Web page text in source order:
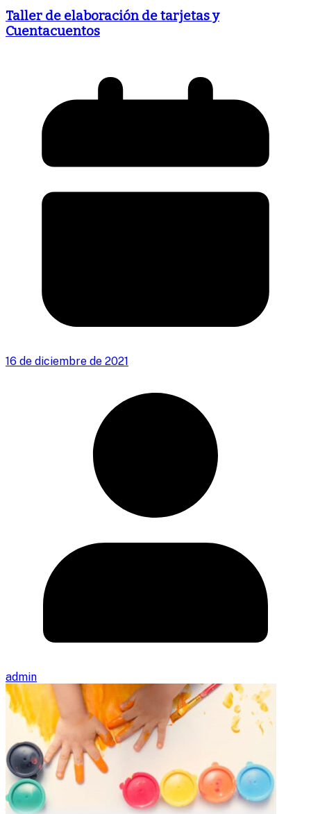
Taller de elaboración de tarjetas y
Cuentacuentos
16 de diciembre de 2021
admin